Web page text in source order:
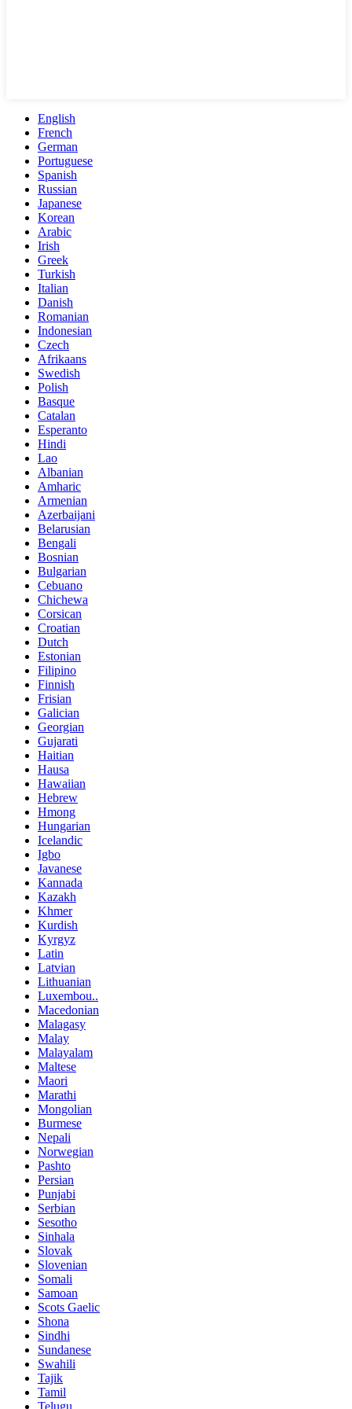
English
French
German
Portuguese
Spanish
Russian
Japanese
Korean
Arabic
Irish
Greek
Turkish
Italian
Danish
Romanian
Indonesian
Czech
Afrikaans
Swedish
Polish
Basque
Catalan
Esperanto
Hindi
Lao
Albanian
Amharic
Armenian
Azerbaijani
Belarusian
Bengali
Bosnian
Bulgarian
Cebuano
Chichewa
Corsican
Croatian
Dutch
Estonian
Filipino
Finnish
Frisian
Galician
Georgian
Gujarati
Haitian
Hausa
Hawaiian
Hebrew
Hmong
Hungarian
Icelandic
Igbo
Javanese
Kannada
Kazakh
Khmer
Kurdish
Kyrgyz
Latin
Latvian
Lithuanian
Luxembou..
Macedonian
Malagasy
Malay
Malayalam
Maltese
Maori
Marathi
Mongolian
Burmese
Nepali
Norwegian
Pashto
Persian
Punjabi
Serbian
Sesotho
Sinhala
Slovak
Slovenian
Somali
Samoan
Scots Gaelic
Shona
Sindhi
Sundanese
Swahili
Tajik
Tamil
Telugu